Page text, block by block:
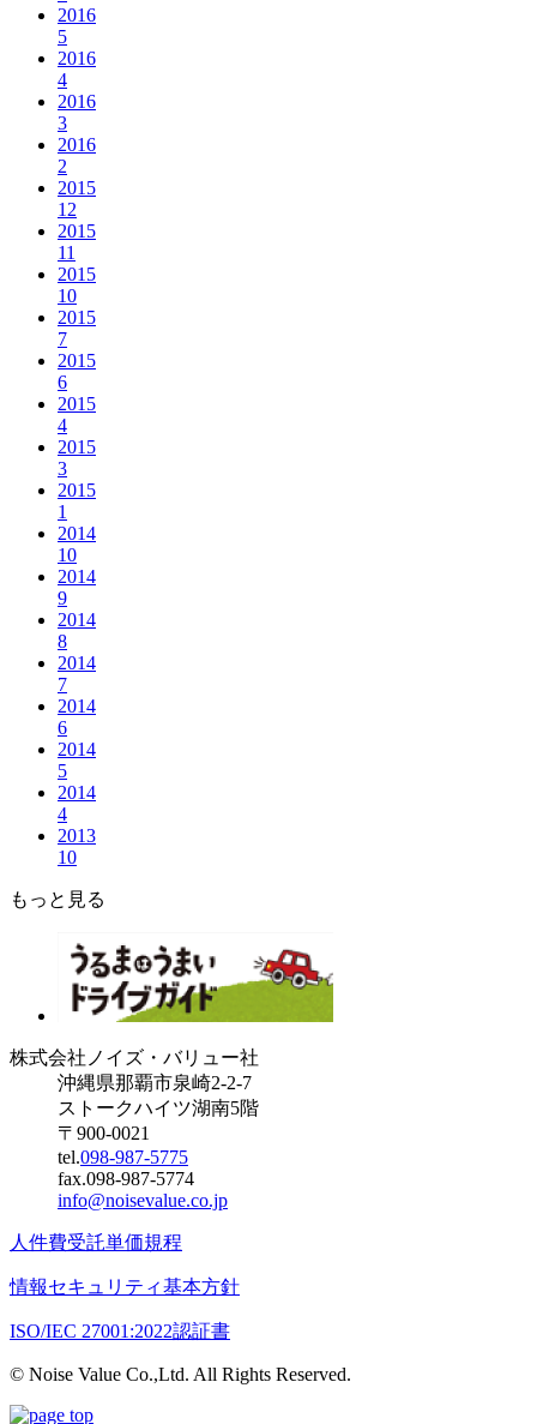
2016
5
2016
4
2016
3
2016
2
2015
12
2015
11
2015
10
2015
7
2015
6
2015
4
2015
3
2015
1
2014
10
2014
9
2014
8
2014
7
2014
6
2014
5
2014
4
2013
10
もっと見る
株式会社ノイズ・バリュー社
沖縄県那覇市泉崎2-2-7
ストークハイツ湖南5階
〒900-0021
tel.098-987-5775
fax.098-987-5774
info@noisevalue.co.jp
人件費受託単価規程
情報セキュリティ基本方針
ISO/IEC 27001:2022認証書
© Noise Value Co.,Ltd. All Rights Reserved.